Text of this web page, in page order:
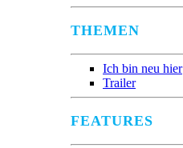
THEMEN
Ich bin neu hier
Trailer
FEATURES